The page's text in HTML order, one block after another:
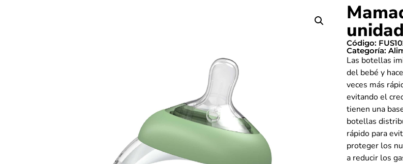
Código:
Categoría:
Las botellas
del bebé y
veces más
evitando el
tienen una
botellas
rápido para
proteger los
a reducir los